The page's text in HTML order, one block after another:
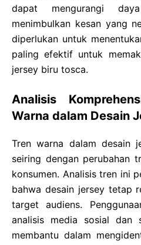
dapat mengurangi
menimbulkan kesan yang
diperlukan untuk
paling efektif untuk
jersey biru tosca.
Analisis
Warna dalam Desain
Tren warna dalam desain
seiring dengan perubahan
konsumen. Analisis tren ini
bahwa desain jersey tetap
target audiens.
analisis media sosial dan
membantu dalam